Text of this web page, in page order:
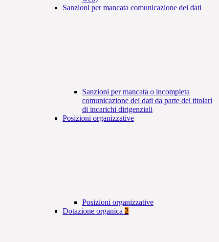
Sanzioni per mancata comunicazione dei dati
Sanzioni per mancata o incompleta
comunicazione dei dati da parte dei titolari
di incarichi dirigenziali
Posizioni organizzative
Posizioni organizzative
Dotazione organica 2